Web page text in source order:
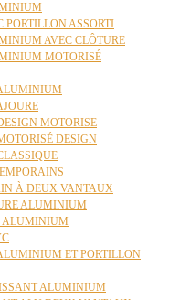
PORTILLON ASSORTI
AVEC CLÔTURE
MOTORISÉ
MOTORISE
DESIGN
À DEUX VANTAUX
ALUMINIUM
ALUMINIUM
ET PORTILLON
ALUMINIUM